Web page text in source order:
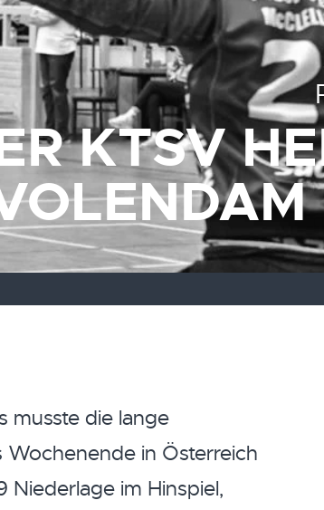
KTSV
musste die lange
Wochenende in Österreich
im Hinspiel,